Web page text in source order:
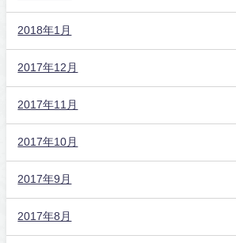
2018年1月
2017年12月
2017年11月
2017年10月
2017年9月
2017年8月